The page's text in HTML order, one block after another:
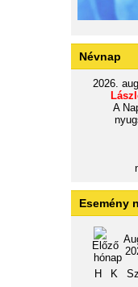
Névnap
2026.
A
Esemény
H
K Sz